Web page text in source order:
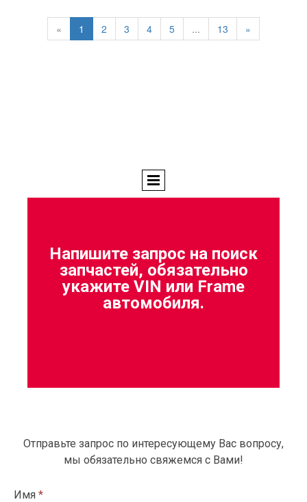
« 1 2 3 4 5 ... 13 »
Напишите запрос на поиск
запчастей, обязательно
укажите VIN или Frame
автомобиля.
Отправьте запрос по интересующему Вас вопросу,
мы обязательно свяжемся с Вами!
Имя *